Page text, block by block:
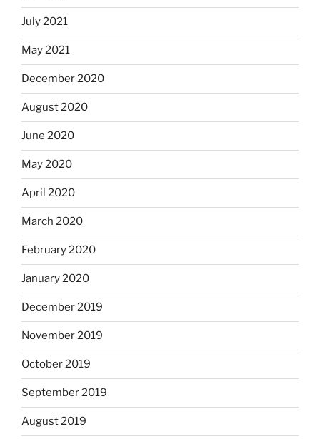
July 2021
May 2021
December 2020
August 2020
June 2020
May 2020
April 2020
March 2020
February 2020
January 2020
December 2019
November 2019
October 2019
September 2019
August 2019